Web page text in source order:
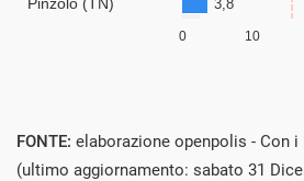
FONTE: elaborazione openpolis - Con
(ultimo aggiornamento: sabato 31